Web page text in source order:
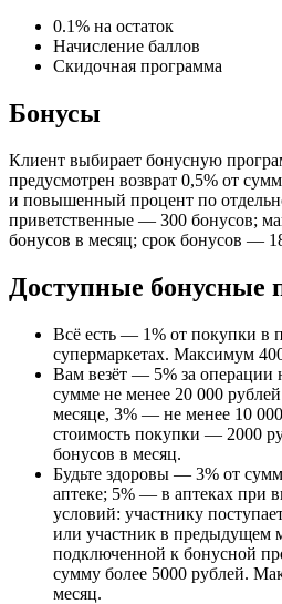
0.1% на остаток
Начисление баллов
Скидочная программа
Бонусы
Клиент выбирает бонусную
предусмотрен возврат 0,5% от
и повышенный процент по
приветственные — 300 бонусов;
бонусов в месяц; срок бонусов —
Доступные бонусные
Всё есть — 1% от покупки в
супермаркетах. Максимум
Вам везёт — 5% за операции
сумме не менее 20 000
месяце, 3% — не менее 10
стоимость покупки — 2000
бонусов в месяц.
Будьте здоровы — 3% от
аптеке; 5% — в аптеках при
условий: участнику
или участник в предыдущем
подключенной к бонусной
сумму более 5000 рублей.
месяц.